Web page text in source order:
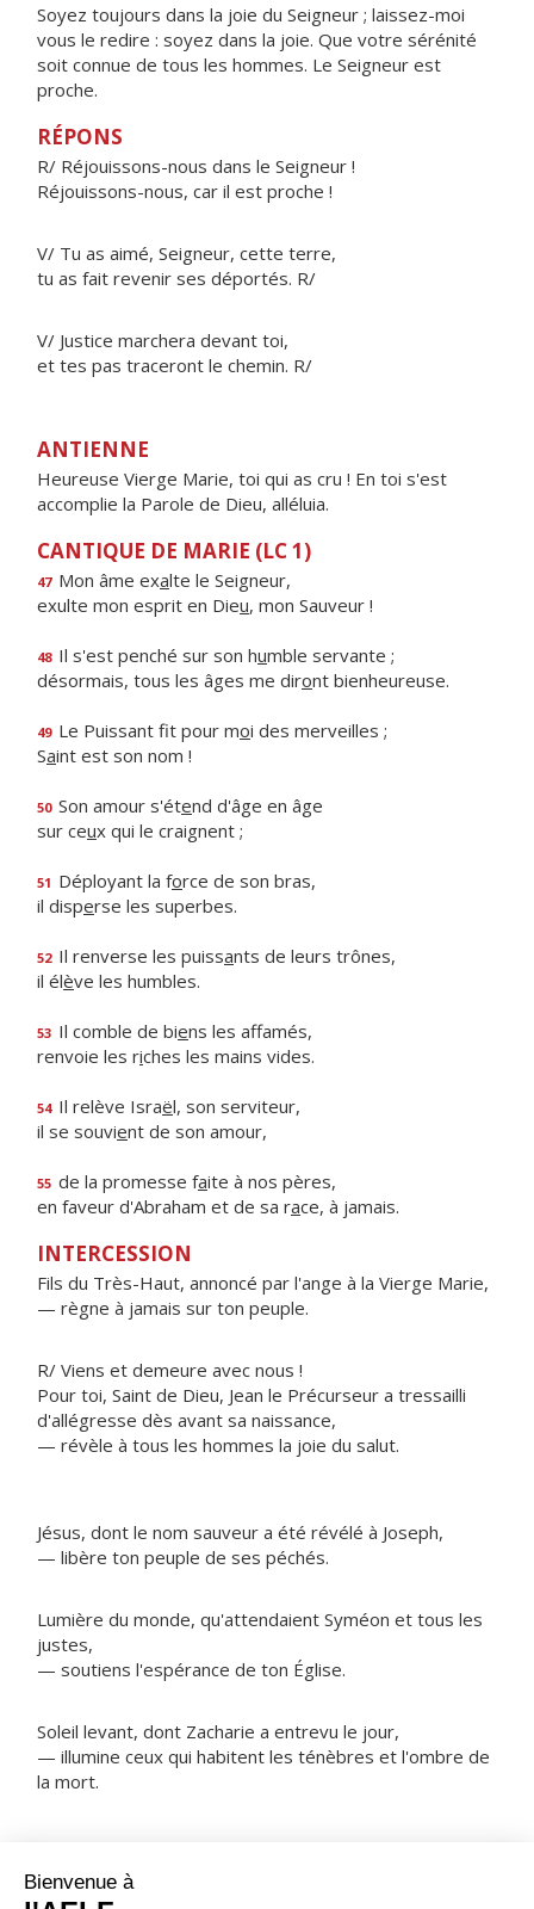
Soyez toujours dans la joie du Seigneur ; laissez-moi
vous le redire : soyez dans la joie. Que votre sérénité
soit connue de tous les hommes. Le Seigneur est
proche.
RÉPONS
R/ Réjouissons-nous dans le Seigneur !
Réjouissons-nous, car il est proche !
V/ Tu as aimé, Seigneur, cette terre,
tu as fait revenir ses déportés. R/
V/ Justice marchera devant toi,
et tes pas traceront le chemin. R/
ANTIENNE
Heureuse Vierge Marie, toi qui as cru ! En toi s'est
accomplie la Parole de Dieu, alléluia.
CANTIQUE DE MARIE (LC 1)
47 Mon âme exalte le Seigneur,
exulte mon esprit en Dieu, mon Sauveur !
48 Il s'est penché sur son humble servante ;
désormais, tous les âges me diront bienheureuse.
49 Le Puissant fit pour moi des merveilles ;
Saint est son nom !
50 Son amour s'étend d'âge en âge
sur ceux qui le craignent ;
51 Déployant la force de son bras,
il disperse les superbes.
52 Il renverse les puissants de leurs trônes,
il élève les humbles.
53 Il comble de biens les affamés,
renvoie les riches les mains vides.
54 Il relève Israël, son serviteur,
il se souvient de son amour,
55 de la promesse faite à nos pères,
en faveur d'Abraham et de sa race, à jamais.
INTERCESSION
Fils du Très-Haut, annoncé par l'ange à la Vierge Marie,
— règne à jamais sur ton peuple.
R/ Viens et demeure avec nous !
Pour toi, Saint de Dieu, Jean le Précurseur a tressailli
d'allégresse dès avant sa naissance,
— révèle à tous les hommes la joie du salut.
Jésus, dont le nom sauveur a été révélé à Joseph,
— libère ton peuple de ses péchés.
Lumière du monde, qu'attendaient Syméon et tous les
justes,
— soutiens l'espérance de ton Église.
Soleil levant, dont Zacharie a entrevu le jour,
— illumine ceux qui habitent les ténèbres et l'ombre de
la mort.